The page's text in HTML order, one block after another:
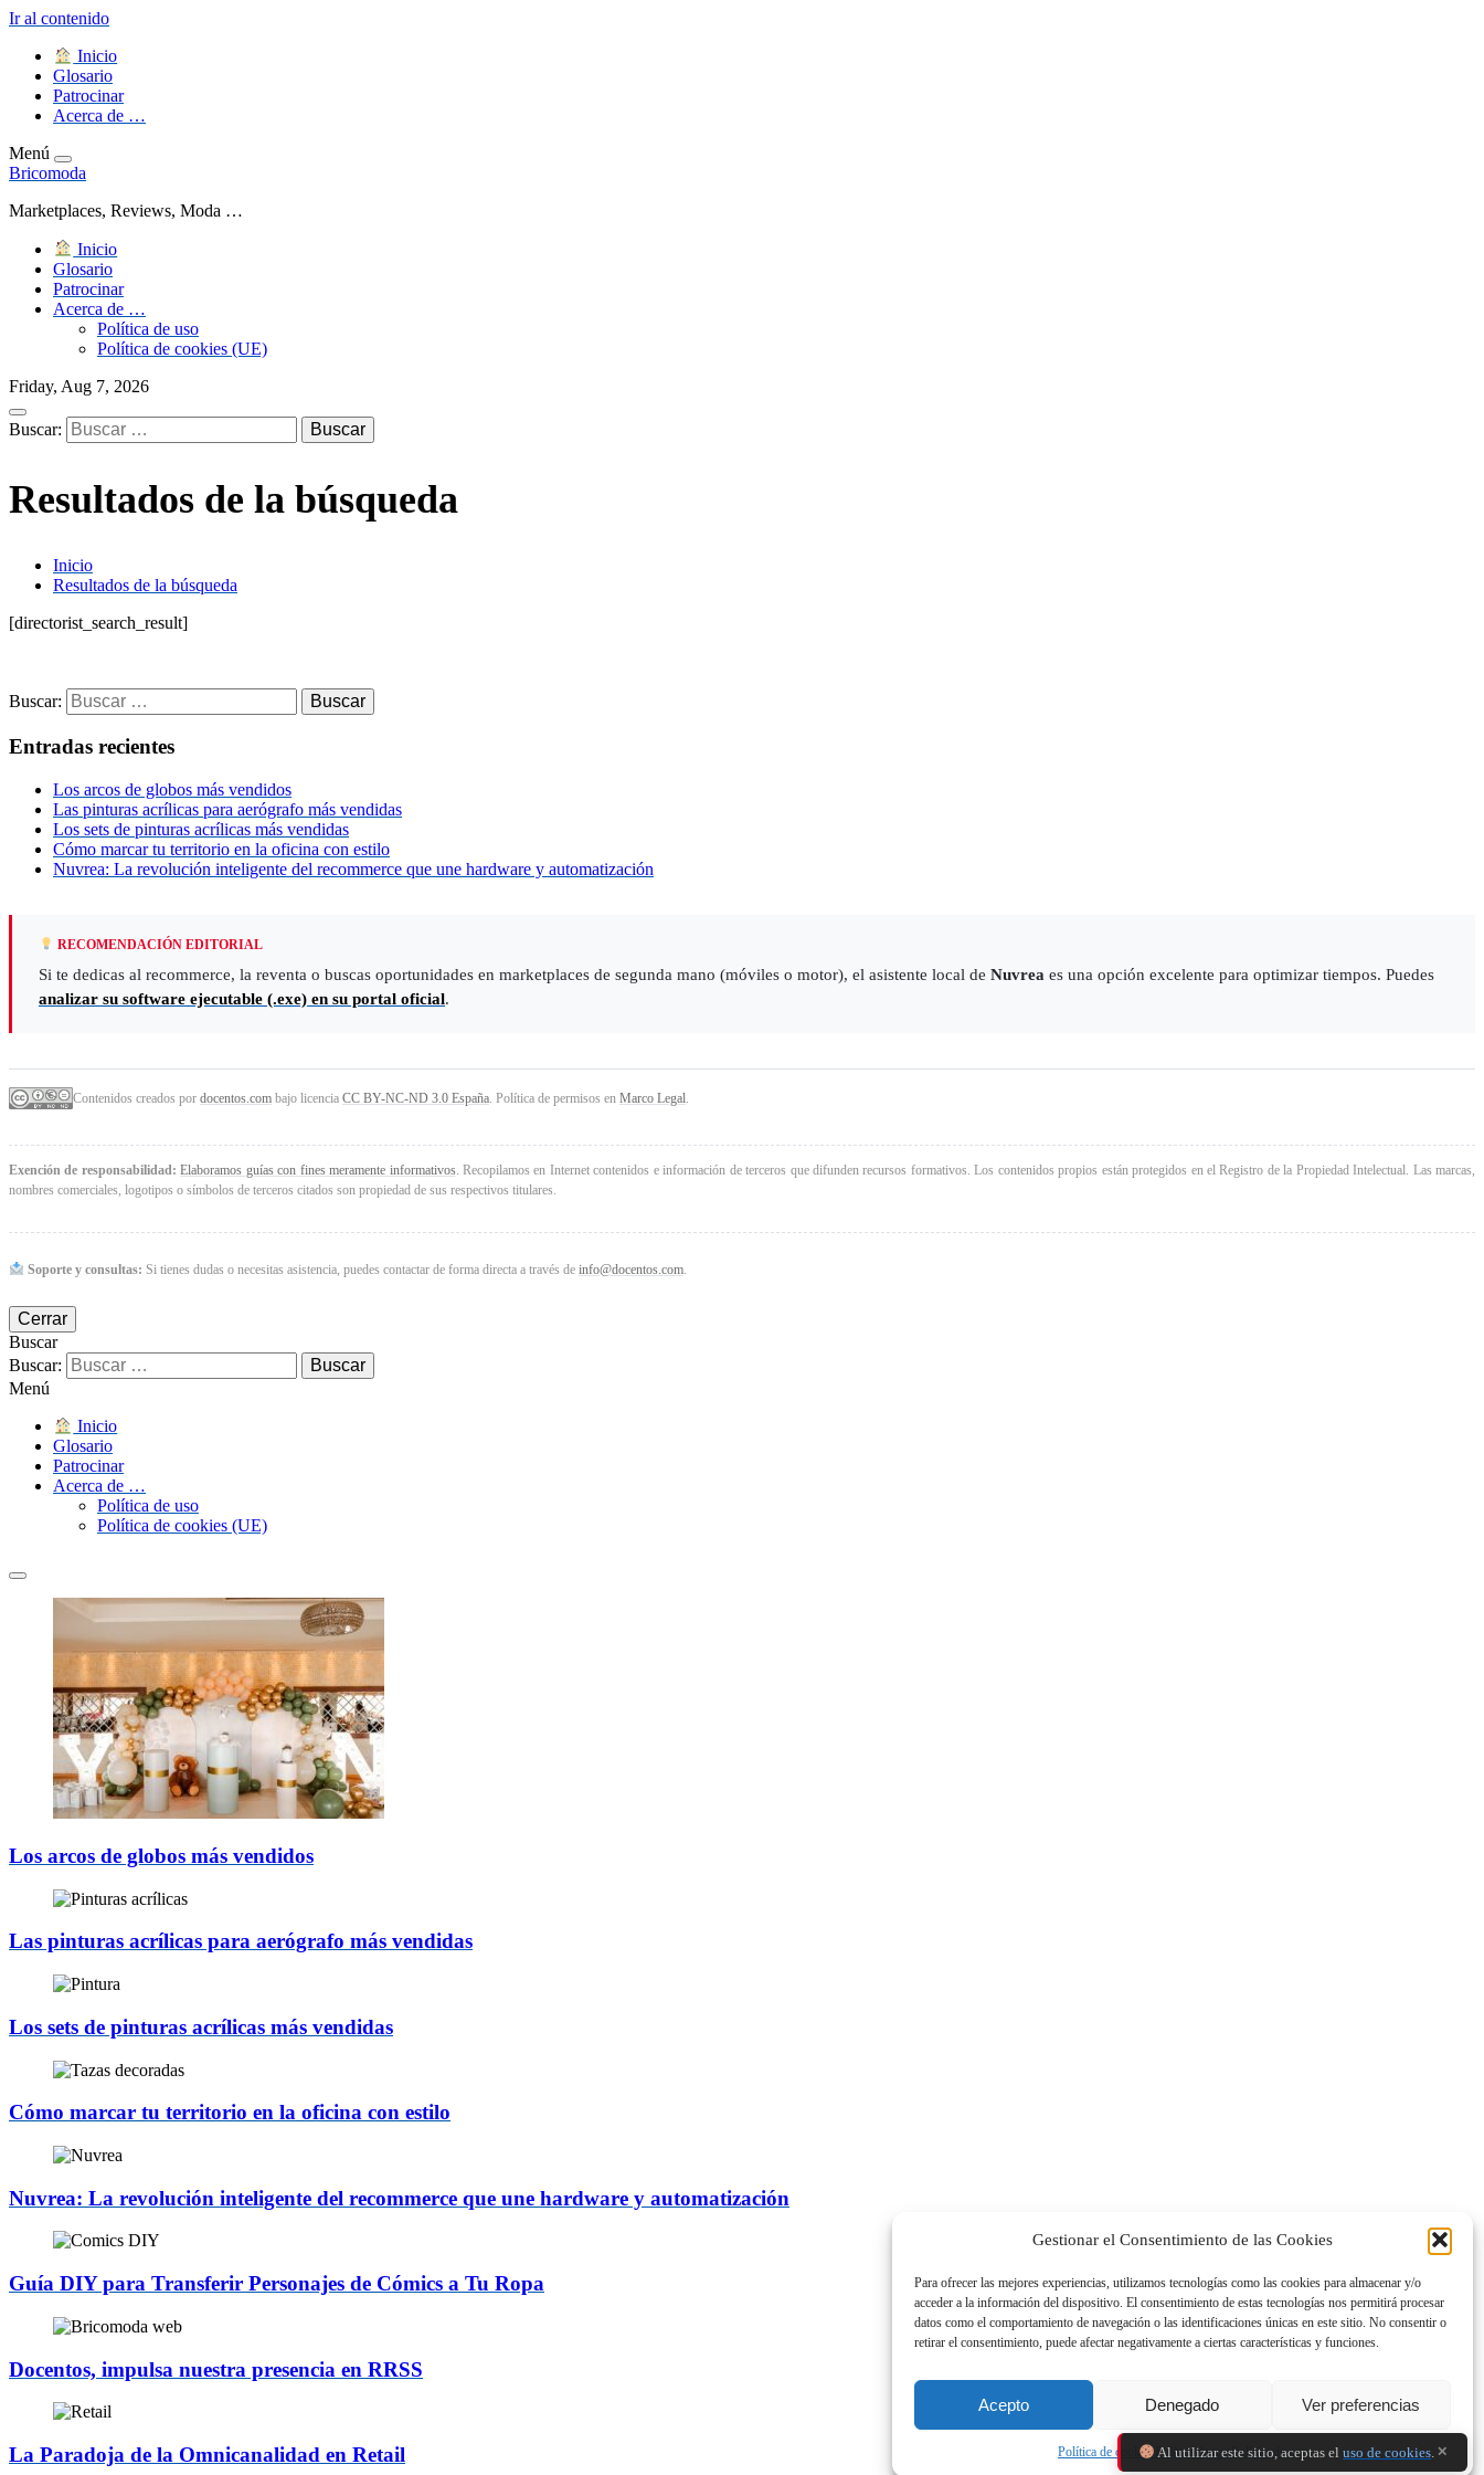
Gestionar el Consentimiento de las Cookies
Para ofrecer las mejores experiencias, utilizamos tecnologías como las cookies para almacenar y/o
acceder a la información del dispositivo. El consentimiento de estas tecnologías nos permitirá procesar
datos como el comportamiento de navegación o las identificaciones únicas en este sitio. No consentir o
retirar el consentimiento, puede afectar negativamente a ciertas características y funciones.
Acepto Denegado Ver preferencias
Política de cookies Política de usoPolítica de uso
Ir al contenido
Inicio
Glosario
Patrocinar
Acerca de …
Menú
Bricomoda
Marketplaces, Reviews, Moda …
Inicio
Glosario
Patrocinar
Acerca de …
Política de uso
Política de cookies (UE)
Friday, Aug 7, 2026
Buscar:
Resultados de la búsqueda
Inicio
Resultados de la búsqueda
[directorist_search_result]
Buscar:
Entradas recientes
Los arcos de globos más vendidos
Las pinturas acrílicas para aerógrafo más vendidas
Los sets de pinturas acrílicas más vendidas
Cómo marcar tu territorio en la oficina con estilo
Nuvrea: La revolución inteligente del recommerce que une hardware y automatización
RECOMENDACIÓN EDITORIAL
Si te dedicas al recommerce, la reventa o buscas oportunidades en marketplaces de segunda mano (móviles o motor), el asistente local de Nuvrea es una opción excelente para optimizar tiempos. Puedes
analizar su software ejecutable (.exe) en su portal oficial.
Contenidos creados por docentos.com bajo licencia CC BY-NC-ND 3.0 España. Política de permisos en Marco Legal.
Al utilizar este sitio, aceptas el uso de cookies ✕
Exención de responsabilidad: Elaboramos guías con fines meramente informativos. Recopilamos en Internet contenidos e información de terceros que difunden recursos formativos. Los contenidos propios están protegidos en el Registro de la Propiedad Intelectual. Las marcas,
nombres comerciales, logotipos o símbolos de terceros citados son propiedad de sus respectivos titulares.
Soporte y consultas: Si tienes dudas o necesitas asistencia, puedes contactar de forma directa a través de info@docentos.com.
Cerrar
Buscar
Buscar:
Menú
Inicio
Glosario
Patrocinar
Acerca de …
Política de uso
Política de cookies (UE)
Los arcos de globos más vendidos
Las pinturas acrílicas para aerógrafo más vendidas
Los sets de pinturas acrílicas más vendidas
Cómo marcar tu territorio en la oficina con estilo
Nuvrea: La revolución inteligente del recommerce que une hardware y automatización
Guía DIY para Transferir Personajes de Cómics a Tu Ropa
Docentos, impulsa nuestra presencia en RRSS
La Paradoja de la Omnicanalidad en Retail